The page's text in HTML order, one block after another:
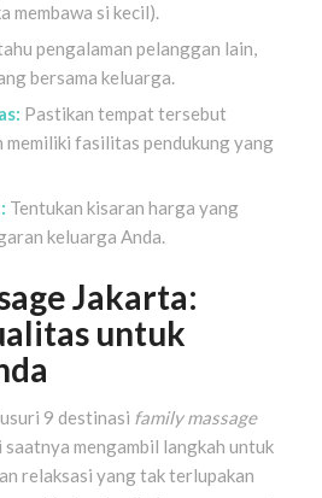
membawa si kecil).
pengalaman pelanggan lain,
bersama keluarga.
Pastikan tempat tersebut
memiliki fasilitas pendukung yang
Tentukan kisaran harga yang
keluarga Anda.
Jakarta:
untuk
9 destinasi family massage
mengambil langkah untuk
relaksasi yang tak terlupakan